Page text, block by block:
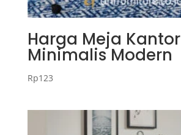
Harga Meja Kantor
Minimalis Modern
Rp123